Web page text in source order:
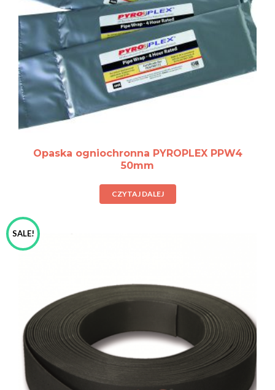
Opaska ogniochronna PYROPLEX PPW4
50mm
CZYTAJ DALEJ
SALE!